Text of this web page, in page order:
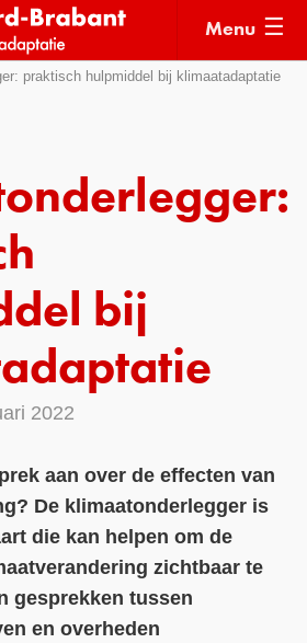
Menu
praktisch hulpmiddel bij klimaatadaptatie
bij
2022
aan over de effecten van
De klimaatonderlegger is
die kan helpen om de
zichtbaar te
gesprekken tussen
en overheden
Actueel
Klimaatverhalen
Hulpmiddelen
Voorbeelden
Subsidies
Monitoring
Contact
Over ons
LIFE-IP Klimaatadaptatie